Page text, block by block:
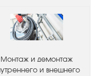
Монтаж и демонтаж
и внешнего